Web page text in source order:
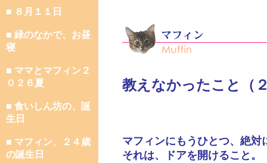
■ ８月１１日
■ 緑のなかで、お昼
寝
■ ママとマフィン２
０２６夏
■ 食いしん坊の、誕
生日
■ マフィン、２４歳
の誕生日
教えなかったこと（
マフィンにもうひとつ、絶
それは、ドアを開けること。